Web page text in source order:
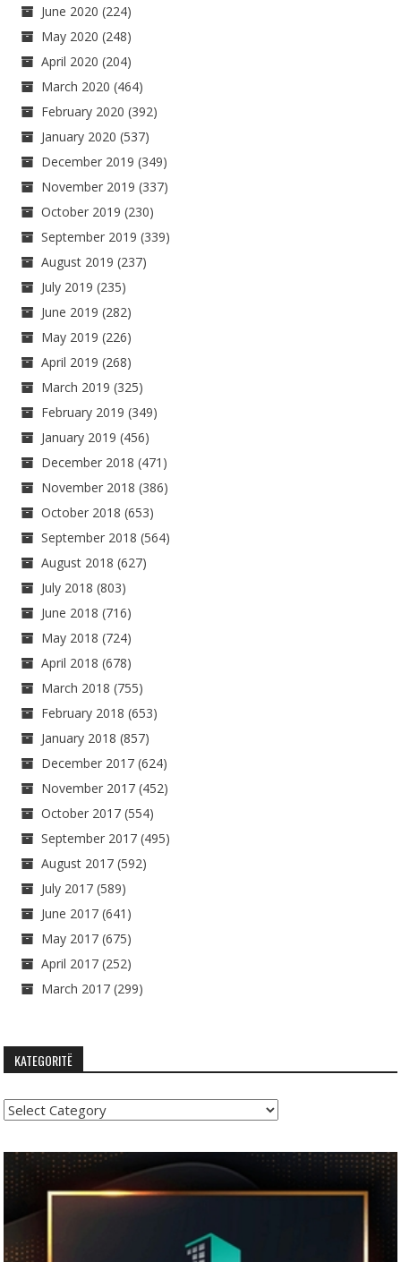
June 2020 (224)
May 2020 (248)
April 2020 (204)
March 2020 (464)
February 2020 (392)
January 2020 (537)
December 2019 (349)
November 2019 (337)
October 2019 (230)
September 2019 (339)
August 2019 (237)
July 2019 (235)
June 2019 (282)
May 2019 (226)
April 2019 (268)
March 2019 (325)
February 2019 (349)
January 2019 (456)
December 2018 (471)
November 2018 (386)
October 2018 (653)
September 2018 (564)
August 2018 (627)
July 2018 (803)
June 2018 (716)
May 2018 (724)
April 2018 (678)
March 2018 (755)
February 2018 (653)
January 2018 (857)
December 2017 (624)
November 2017 (452)
October 2017 (554)
September 2017 (495)
August 2017 (592)
July 2017 (589)
June 2017 (641)
May 2017 (675)
April 2017 (252)
March 2017 (299)
KATEGORITË
Kategoritë